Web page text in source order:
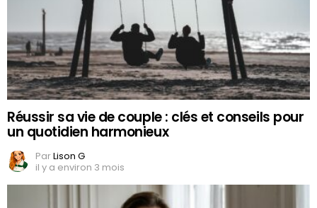
Réussir sa vie de couple : clés et conseils pour
un quotidien harmonieux
ParLison G
il y a environ 3 mois